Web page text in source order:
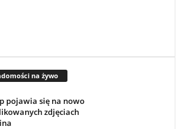
na żywo
pojawia się na nowo
zdjęciach